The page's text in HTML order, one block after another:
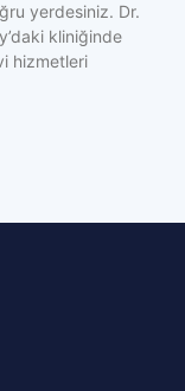
yerdesiniz. Dr.
kliniğinde
hizmetleri